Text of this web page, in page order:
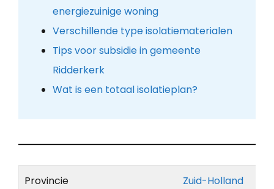
energiezuinige woning
Verschillende type isolatiematerialen
Tips voor subsidie in gemeente
Ridderkerk
Wat is een totaal isolatieplan?
Provincie Zuid-Holland